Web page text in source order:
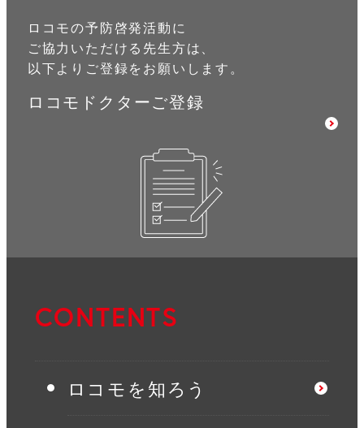
ロコモの予防啓発活動に
ご協力いただける先生方は、
以下よりご登録をお願いします。
ロコモドクターご登録
CONTENTS
ロコモを知ろう